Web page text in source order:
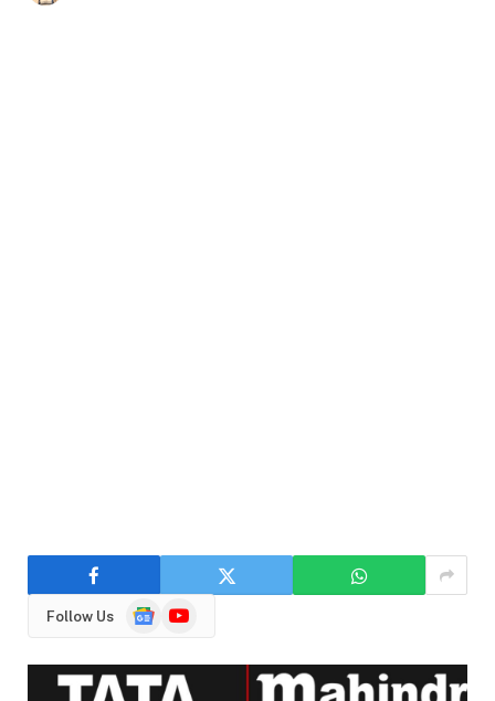
Follow Us
GoogleYouTube